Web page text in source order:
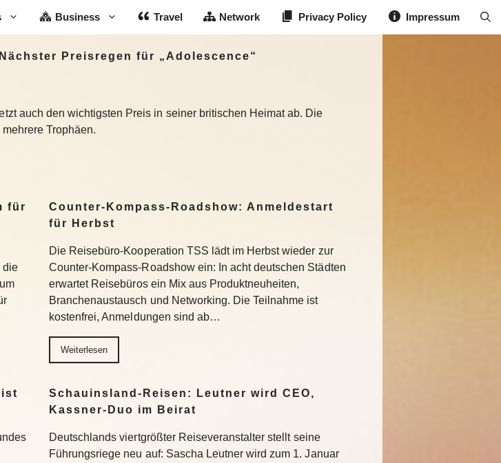
Business Travel Network Privacy Policy Impressum
Preisregen für „Adolescence“
auch den wichtigsten Preis in seiner britischen Heimat ab. Die
Trophäen.
für
die
Counter-Kompass-Roadshow: Anmeldestart
für Herbst
Die Reisebüro-Kooperation TSS lädt im Herbst wieder zur
Counter-Kompass-Roadshow ein: In acht deutschen Städten
erwartet Reisebüros ein Mix aus Produktneuheiten,
Branchenaustausch und Networking. Die Teilnahme ist
kostenfrei, Anmeldungen sind ab…
Weiterlesen
ist
Schauinsland-Reisen: Leutner wird CEO,
Kassner-Duo im Beirat
Deutschlands viertgrößter Reiseveranstalter stellt seine
Führungsriege neu auf: Sascha Leutner wird zum 1. Januar